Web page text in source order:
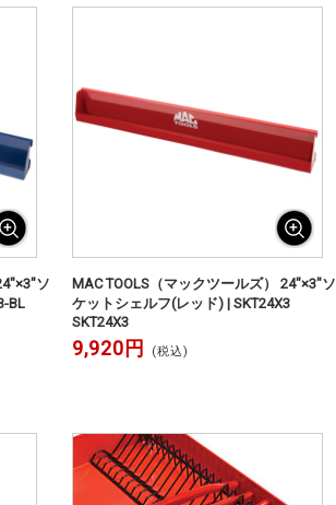
ソ
BL
MAC TOOLS（マックツールズ） 24"×3"ソ
ケットシェルフ(レッド) | SKT24X3
SKT24X3
9,920円 (税込)